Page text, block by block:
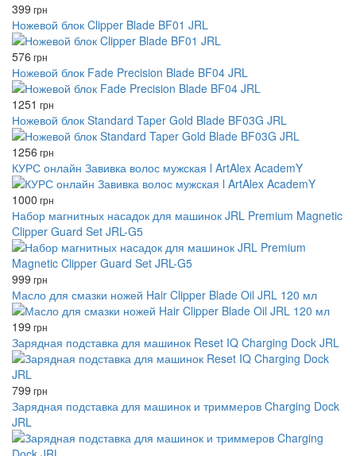
399 грн
Ножевой блок Clipper Blade BF01 JRL
576 грн
Ножевой блок Fade Precision Blade BF04 JRL
1251 грн
Ножевой блок Standard Taper Gold Blade BF03G JRL
1256 грн
КУРС онлайн Завивка волос мужская l ArtAlex AcademY
1000 грн
Набор магнитных насадок для машинок JRL Premium Magnetic
Clipper Guard Set JRL-G5
999 грн
Масло для смазки ножей Hair Clipper Blade Oil JRL 120 мл
199 грн
Зарядная подставка для машинок Reset IQ Charging Dock JRL
799 грн
Зарядная подставка для машинок и триммеров Charging Dock
JRL